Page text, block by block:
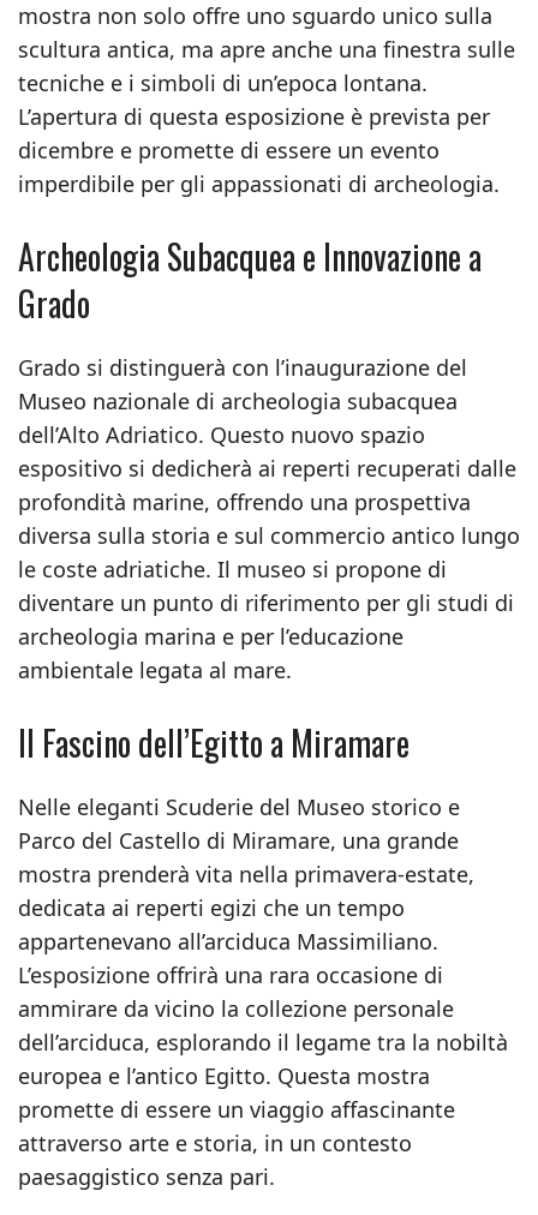
mostra non solo offre uno sguardo unico sulla
scultura antica, ma apre anche una finestra sulle
tecniche e i simboli di un’epoca lontana.
L’apertura di questa esposizione è prevista per
dicembre e promette di essere un evento
imperdibile per gli appassionati di archeologia.
Archeologia Subacquea e Innovazione a
Grado
Grado si distinguerà con l’inaugurazione del
Museo nazionale di archeologia subacquea
dell’Alto Adriatico. Questo nuovo spazio
espositivo si dedicherà ai reperti recuperati dalle
profondità marine, offrendo una prospettiva
diversa sulla storia e sul commercio antico lungo
le coste adriatiche. Il museo si propone di
diventare un punto di riferimento per gli studi di
archeologia marina e per l’educazione
ambientale legata al mare.
Il Fascino dell’Egitto a Miramare
Nelle eleganti Scuderie del Museo storico e
Parco del Castello di Miramare, una grande
mostra prenderà vita nella primavera-estate,
dedicata ai reperti egizi che un tempo
appartenevano all’arciduca Massimiliano.
L’esposizione offrirà una rara occasione di
ammirare da vicino la collezione personale
dell’arciduca, esplorando il legame tra la nobiltà
europea e l’antico Egitto. Questa mostra
promette di essere un viaggio affascinante
attraverso arte e storia, in un contesto
paesaggistico senza pari.